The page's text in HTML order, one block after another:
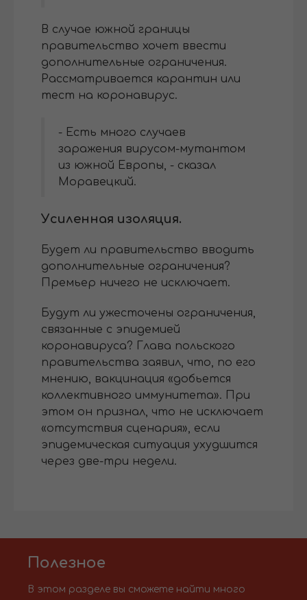
В случае южной границы
правительство хочет ввести
дополнительные ограничения.
Рассматривается карантин или
тест на коронавирус.
- Есть много случаев
заражения вирусом-мутантом
из южной Европы, - сказал
Моравецкий.
Усиленная изоляция.
Будет ли правительство вводить
дополнительные ограничения?
Премьер ничего не исключает.
Будут ли ужесточены ограничения,
связанные с эпидемией
коронавируса? Глава польского
правительства заявил, что, по его
мнению, вакцинация «добьется
коллективного иммунитета». При
этом он признал, что не исключает
«отсутствия сценария», если
эпидемическая ситуация ухудшится
через две-три недели.
Полезное
В этом разделе вы сможете найти много